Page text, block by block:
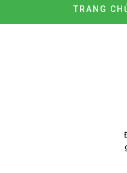
TRANG